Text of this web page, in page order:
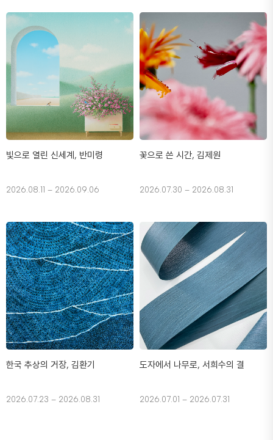
빛으로 열린 신세계, 반미령
2026.08.11 – 2026.09.06
꽃으로 쓴 시간, 김제원
2026.07.30 – 2026.08.31
한국 추상의 거장, 김환기
2026.07.23 – 2026.08.31
도자에서 나무로, 서희수의 결
2026.07.01 – 2026.07.31